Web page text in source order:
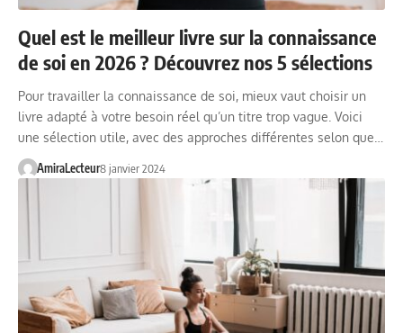
Quel est le meilleur livre sur la connaissance
de soi en 2026 ? Découvrez nos 5 sélections
Pour travailler la connaissance de soi, mieux vaut choisir un
livre adapté à votre besoin réel qu’un titre trop vague. Voici
une sélection utile, avec des approches différentes selon que…
AmiraLecteur8 janvier 2024